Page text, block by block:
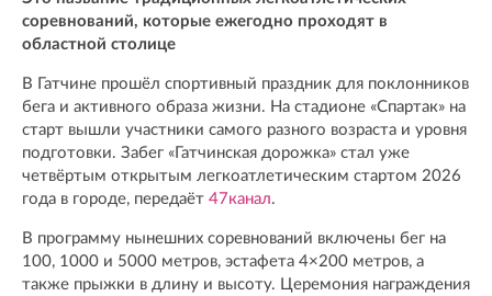
соревнований, которые ежегодно проходят в
областной столице
В Гатчине прошёл спортивный праздник для поклонников
бега и активного образа жизни. На стадионе «Спартак» на
старт вышли участники самого разного возраста и уровня
подготовки. Забег «Гатчинская дорожка» стал уже
четвёртым открытым легкоатлетическим стартом 2026
года в городе, передаёт 47канал.
В программу нынешних соревнований включены бег на
100, 1000 и 5000 метров, эстафета 4×200 метров, а
также прыжки в длину и высоту. Церемония награждения